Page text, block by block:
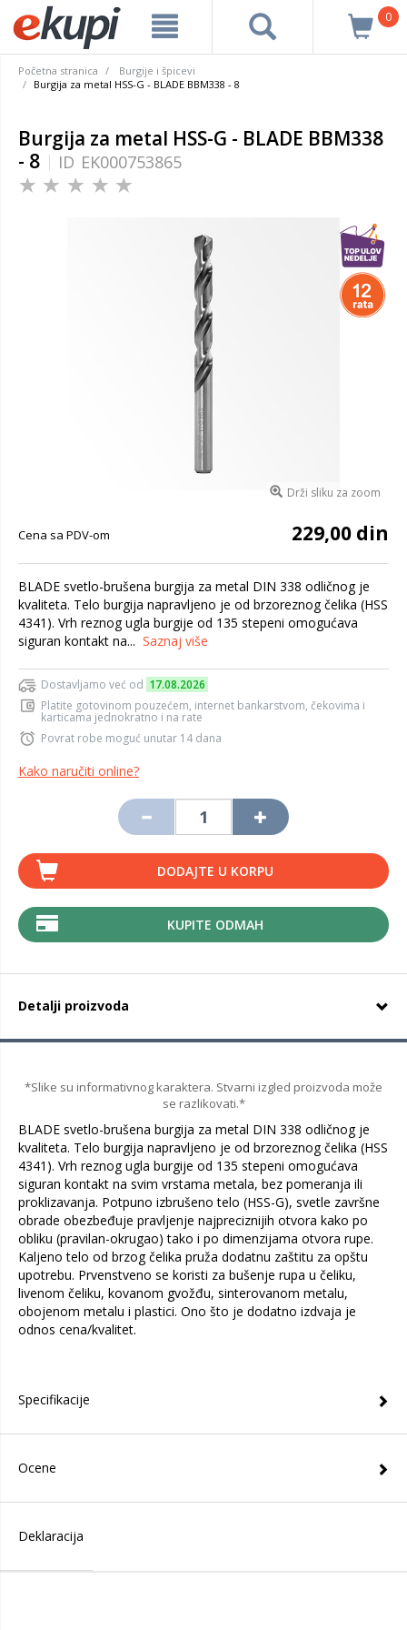
0
Početna stranica
Burgije i špicevi
Burgija za metal HSS-G - BLADE BBM338 - 8
Burgija za metal HSS-G - BLADE BBM338
- 8
ID EK000753865
Drži sliku za zoom
Cena sa PDV-om 229,00 din
BLADE svetlo-brušena burgija za metal DIN 338 odličnog je
kvaliteta. Telo burgija napravljeno je od brzoreznog čelika (HSS
4341). Vrh reznog ugla burgije od 135 stepeni omogućava
siguran kontakt na... Saznaj više
Dostavljamo već od 17.08.2026
Platite gotovinom pouzećem, internet bankarstvom, čekovima i
karticama jednokratno i na rate
Povrat robe moguć unutar 14 dana
Kako naručiti online?
DODAJTE U KORPU
KUPITE ODMAH
Detalji proizvoda
*Slike su informativnog karaktera. Stvarni izgled proizvoda može
se razlikovati.*
BLADE svetlo-brušena burgija za metal DIN 338 odličnog je
kvaliteta. Telo burgija napravljeno je od brzoreznog čelika (HSS
4341). Vrh reznog ugla burgije od 135 stepeni omogućava
siguran kontakt na svim vrstama metala, bez pomeranja ili
proklizavanja. Potpuno izbrušeno telo (HSS-G), svetle završne
obrade obezbeđuje pravljenje najpreciznijih otvora kako po
obliku (pravilan-okrugao) tako i po dimenzijama otvora rupe.
Kaljeno telo od brzog čelika pruža dodatnu zaštitu za opštu
upotrebu. Prvenstveno se koristi za bušenje rupa u čeliku,
livenom čeliku, kovanom gvožđu, sinterovanom metalu,
obojenom metalu i plastici. Ono što je dodatno izdvaja je
odnos cena/kvalitet.
Specifikacije
Ocene
Deklaracija